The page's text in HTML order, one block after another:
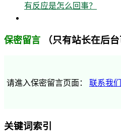
有反应是怎么回事？
保密留言 （只有站长在后台
请進入保密留言页面： 联系我
关键词索引